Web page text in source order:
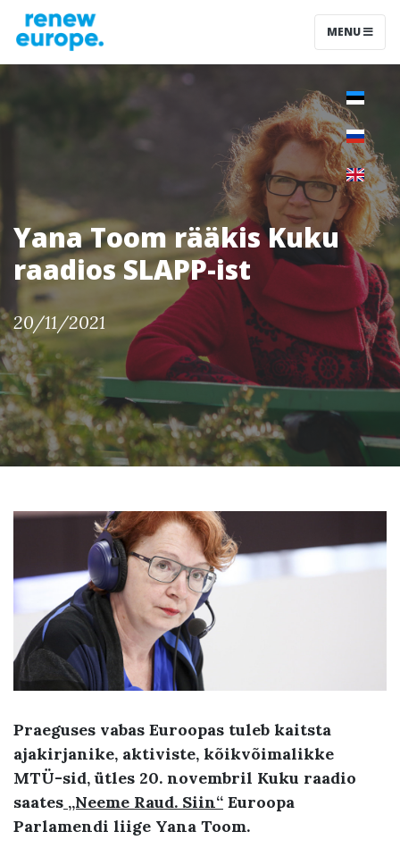
MENU
Yana Toom rääkis Kuku
raadios SLAPP-ist
20/11/2021
Praeguses vabas Euroopas tuleb kaitsta
ajakirjanike, aktiviste, kõikvõimalikke
MTÜ-sid, ütles 20. novembril Kuku raadio
saates „Neeme Raud. Siin“ Euroopa
Parlamendi liige Yana Toom.